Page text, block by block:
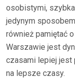
osobistymi,
jedynym
również pamiętać
Warszawie jest
czasami lepiej jest
na lepsze czasy.